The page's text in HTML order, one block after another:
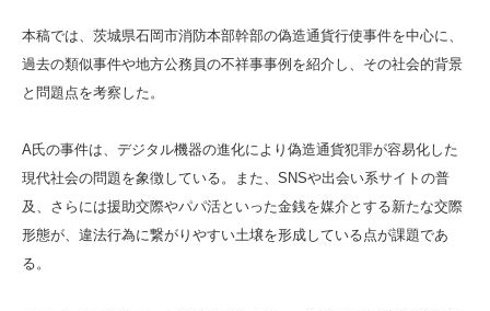
本稿では、茨城県石岡市消防本部幹部の偽造通貨行使事件を中心に、
過去の類似事件や地方公務員の不祥事事例を紹介し、その社会的背景
と問題点を考察した。
A氏の事件は、デジタル機器の進化により偽造通貨犯罪が容易化した
現代社会の問題を象徴している。また、SNSや出会い系サイトの普
及、さらには援助交際やパパ活といった金銭を媒介とする新たな交際
形態が、違法行為に繋がりやすい土壌を形成している点が課題であ
る。